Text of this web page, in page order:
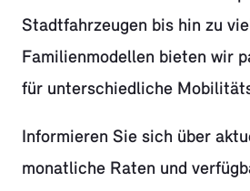
Stadtfahrzeugen bis hin zu
Familienmodellen bieten wir
für unterschiedliche
Informieren Sie sich über
monatliche Raten und